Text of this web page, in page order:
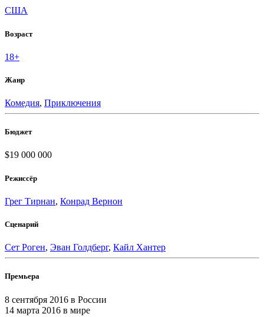
США
Возраст
18+
Жанр
Комедия, Приключения
Бюджет
$19 000 000
Режиссёр
Грег Тирнан, Конрад Вернон
Сценарий
Сет Роген, Эван Голдберг, Кайл Хантер
Премьера
8 сентября 2016 в России
14 марта 2016 в мире